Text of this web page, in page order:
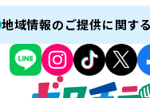
地域情報のご提供に関す